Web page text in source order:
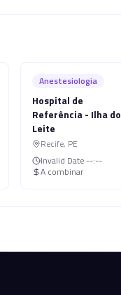
Anestesiologia
Hospital de
Referência - Ilha do
Leite
Recife, PE
Invalid Date --:--
A combinar